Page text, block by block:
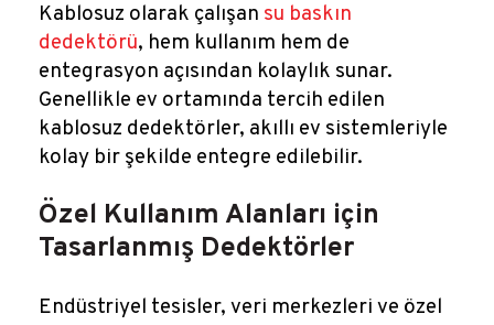
Kablosuz olarak çalışan su baskın
dedektörü, hem kullanım hem de
entegrasyon açısından kolaylık sunar.
Genellikle ev ortamında tercih edilen
kablosuz dedektörler, akıllı ev sistemleriyle
kolay bir şekilde entegre edilebilir.
Özel Kullanım Alanları için
Tasarlanmış Dedektörler
Endüstriyel tesisler, veri merkezleri ve özel